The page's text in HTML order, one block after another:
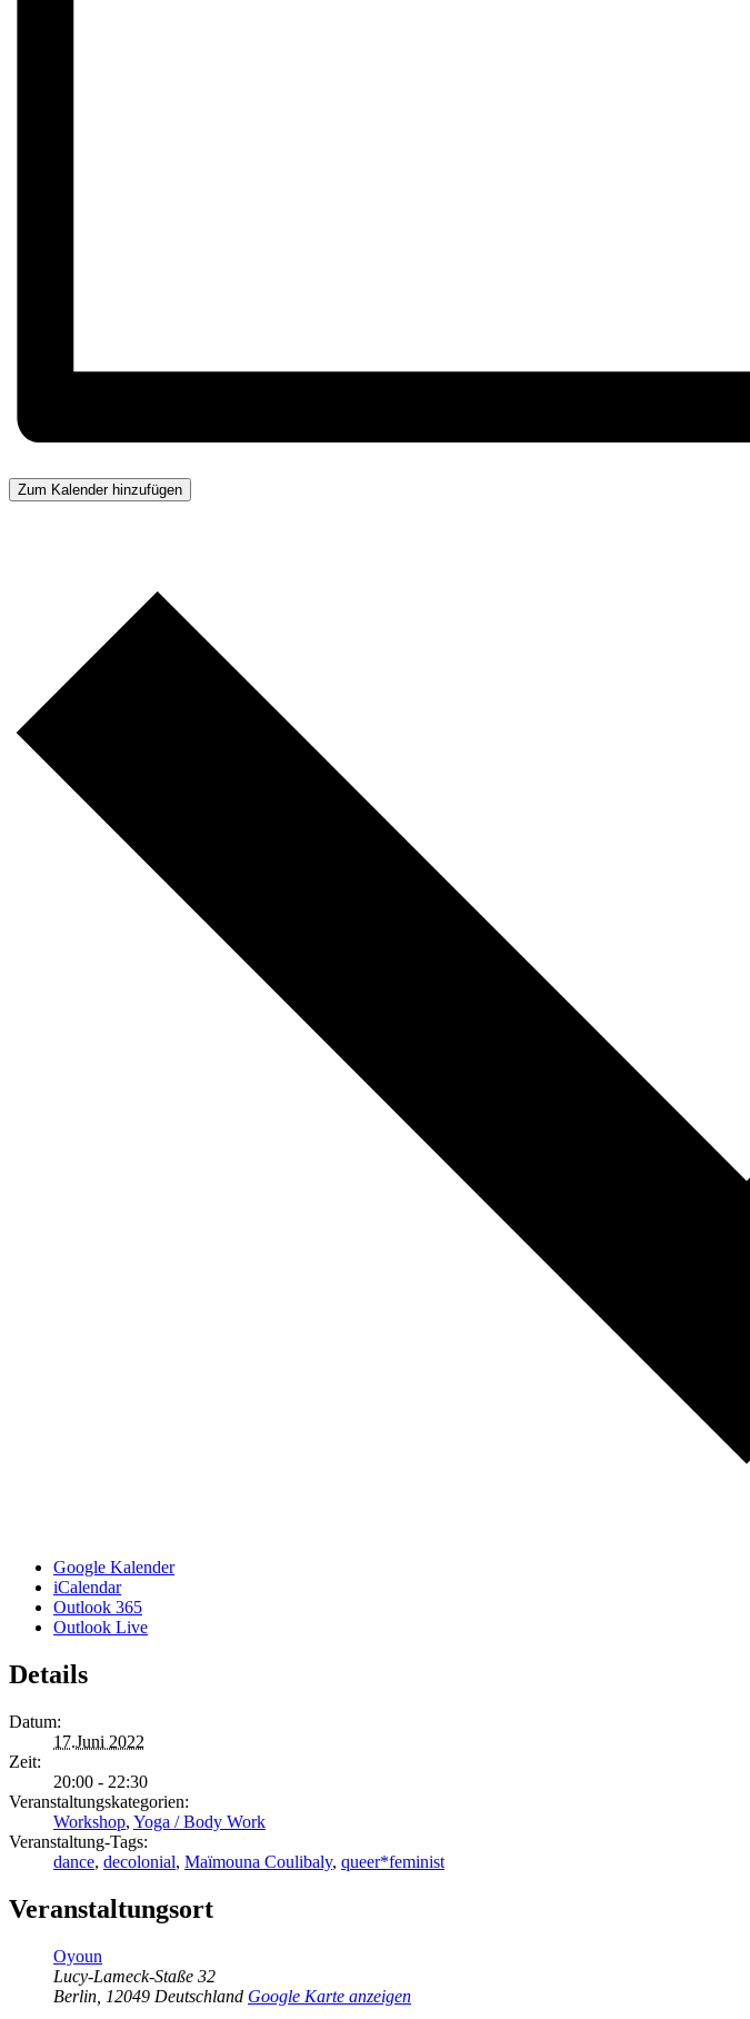
Zum Kalender hinzufügen
Google Kalender
iCalendar
Outlook 365
Outlook Live
Details
Datum:
17.Juni 2022
Zeit:
20:00 - 22:30
Veranstaltungskategorien:
Workshop, Yoga / Body Work
Veranstaltung-Tags:
dance, decolonial, Maïmouna Coulibaly, queer*feminist
Veranstaltungsort
Oyoun
Lucy-Lameck-Staße 32
Berlin 12049 Deutschland Google Karte anzeigen